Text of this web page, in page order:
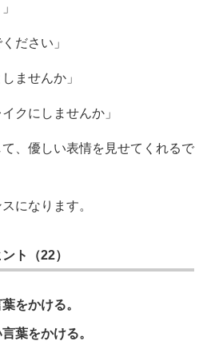
ださい」
ませんか」
クにしませんか」
、優しい表情を見せてくれるで
になります。
ト（22）
をかける。
葉をかける。